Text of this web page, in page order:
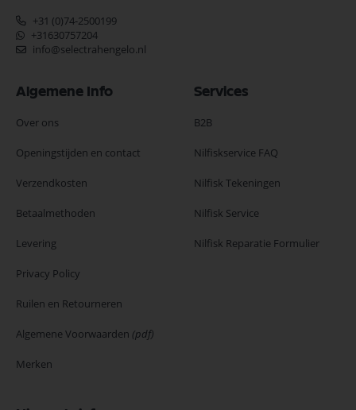
+31 (0)74-2500199
+31630757204
info@selectrahengelo.nl
Algemene Info
Over ons
Openingstijden en contact
Verzendkosten
Betaalmethoden
Levering
Privacy Policy
Ruilen en Retourneren
Algemene Voorwaarden (pdf)
Merken
Services
B2B
Nilfiskservice FAQ
Nilfisk Tekeningen
Nilfisk Service
Nilfisk Reparatie Formulier